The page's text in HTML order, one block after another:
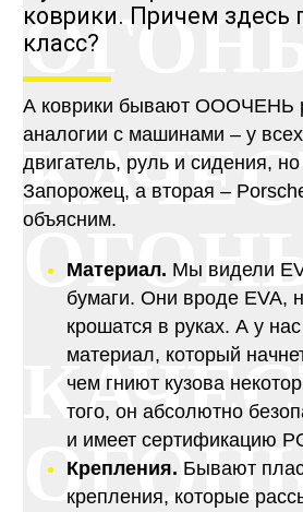
коврики. Причем здесь
класс?
А коврики бывают ОООЧЕНЬ
аналогии с машинами – у
двигатель, руль и сидения,
Запорожец, а вторая –
объясним.
Материал. Мы видели
бумаги. Они вроде EVA,
крошатся в руках. А у
материал, который
чем гниют кузова
того, он абсолютно
и имеет сертификацию
Крепления. Бывают
крепления, которые